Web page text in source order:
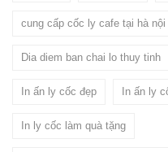
cung cấp cốc ly cafe tại hà nội
Dia diem ban chai lo thuy tinh
In ấn ly cốc đẹp In ấn ly
In ly cốc làm quà tặng